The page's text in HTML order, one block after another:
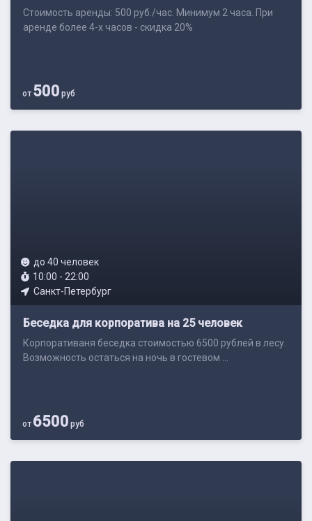
Стоимость аренды: 500 руб./час. Минимум 2 часа. При
аренде более 4-х часов - скидка 20%
от500 руб
до 40 человек
10:00 - 22:00
Санкт-Петербург
Беседка для корпоратива на 25 человек
Корпоративаня беседка стоимостью 6500 рублей в лесу.
Возможность остаться на ночь в гостевом ...
от6500 руб